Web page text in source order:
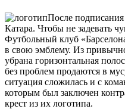
После подписания
Катара. Чтобы не задевать
Футбольный клуб
в свою эмблему. Из
убрана горизонтальная
без проблем продаются в
ситуация сложилась и с
которым был заключен
крест из их логотипа.